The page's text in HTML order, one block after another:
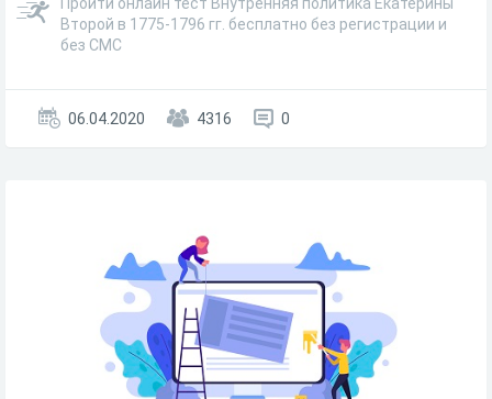
Второй в 1775-1796 гг. бесплатно без регистрации и
без СМС
06.04.2020 4316 0